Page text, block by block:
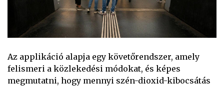
Az applikáció alapja egy követőrendszer, amely
felismeri a közlekedési módokat, és képes
megmutatni, hogy mennyi szén-dioxid-kibocsátás